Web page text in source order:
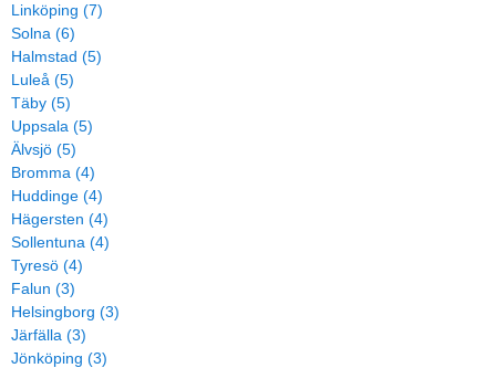
Linköping (7)
Solna (6)
Halmstad (5)
Luleå (5)
Täby (5)
Uppsala (5)
Älvsjö (5)
Bromma (4)
Huddinge (4)
Hägersten (4)
Sollentuna (4)
Tyresö (4)
Falun (3)
Helsingborg (3)
Järfälla (3)
Jönköping (3)